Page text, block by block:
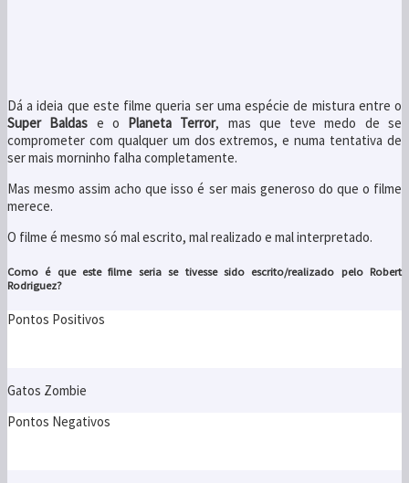
Dá a ideia que este filme queria ser uma espécie de mistura entre o
Super Baldas e o Planeta Terror, mas que teve medo de se
comprometer com qualquer um dos extremos, e numa tentativa de
ser mais morninho falha completamente.
Mas mesmo assim acho que isso é ser mais generoso do que o filme
merece.
O filme é mesmo só mal escrito, mal realizado e mal interpretado.
Como é que este filme seria se tivesse sido escrito/realizado pelo Robert
Rodriguez?
Pontos Positivos
Gatos Zombie
Pontos Negativos